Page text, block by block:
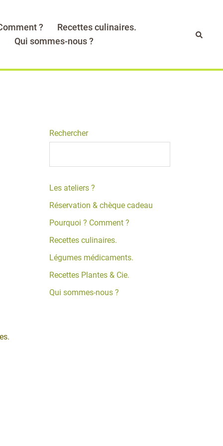
?
Recettes culinaires.
Qui sommes-nous ?
Rechercher
Les ateliers ?
Réservation & chèque cadeau
Pourquoi ? Comment ?
Recettes culinaires.
Légumes médicaments.
Recettes Plantes & Cie.
Qui sommes-nous ?